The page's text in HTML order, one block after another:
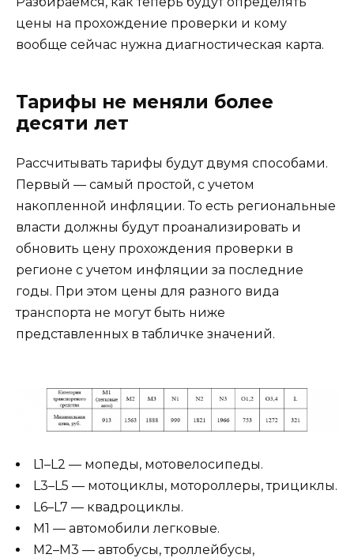
цены на прохождение проверки и кому
вообще сейчас нужна диагностическая карта.
Тарифы не меняли более
десяти лет
Рассчитывать тарифы будут двумя способами.
Первый — самый простой, с учетом
накопленной инфляции. То есть региональные
власти должны будут проанализировать и
обновить цену прохождения проверки в
регионе с учетом инфляции за последние
годы. При этом цены для разного вида
транспорта не могут быть ниже
представленных в табличке значений.
L1–L2 — мопеды, мотовелосипеды.
L3–L5 — мотоциклы, мотороллеры, трициклы.
L6–L7 — квадроциклы.
M1 — автомобили легковые.
M2–M3 — автобусы, троллейбусы,